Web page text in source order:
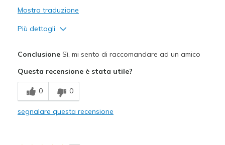
Mostra traduzione
Più dettagli
Difetti
Need Break In
ConclusioneSì, mi sento di raccomandare ad un amico
Questa recensione è stata utile?
0 0
segnalare questa recensione